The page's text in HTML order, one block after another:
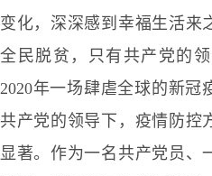
变化，深深感到幸福生活来
全民脱贫，只有共产党的
2020年一场肆虐全球的新冠
共产党的领导下，疫情防控
显著。作为一名共产党员、